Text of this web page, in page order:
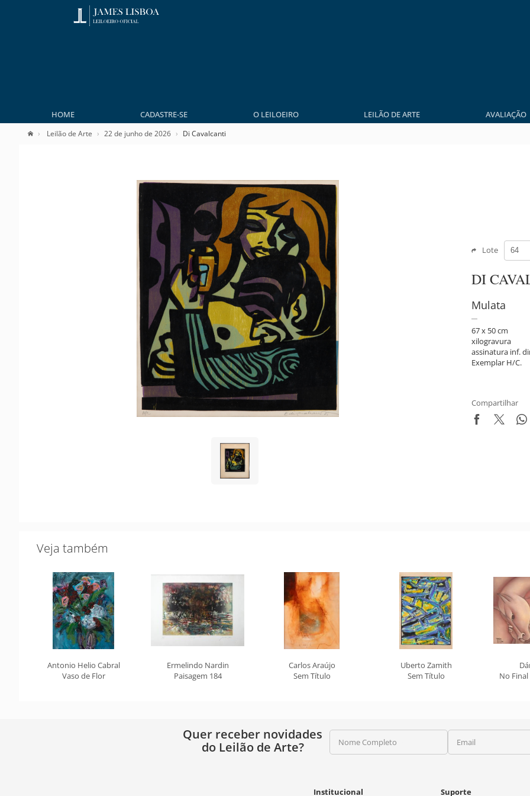
HOME CADASTRE-SE O LEILOEIRO LEILÃO DE ARTE AVALIAÇÃO
Leilão de Arte 22 de junho de 2026 Di Cavalcanti
Lote
DI
Mulata
67 x 50 cm
xilogravura
assinatura inf.
Exemplar H/C.
Compartilhar
Veja também
Antonio Helio Cabral
Vaso de Flor
Ermelindo Nardin
Paisagem 184
Carlos Araújo
Sem Título
Uberto Zamith
Sem Título
No
Quer receber novidades
do Leilão de Arte?
Nome Completo Email
Institucional Suporte